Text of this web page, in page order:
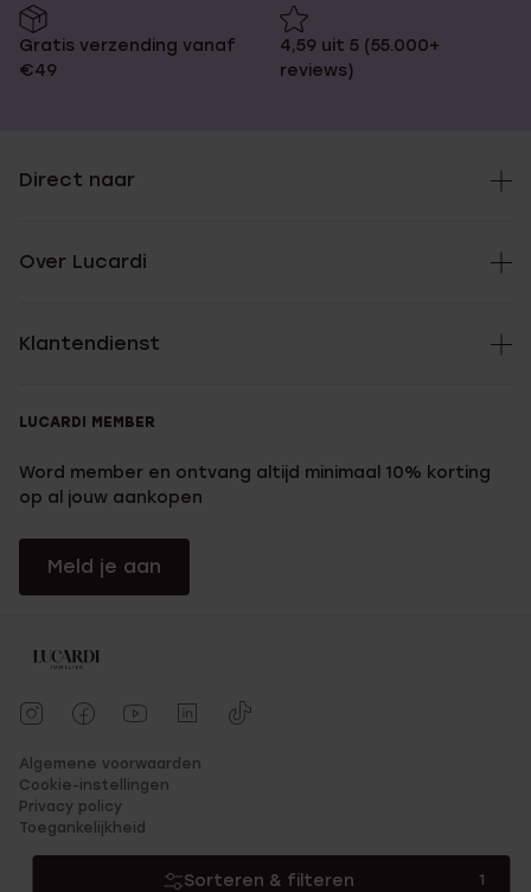
Sorteren & filteren 1
Gratis verzending vanaf
€49
4,59 uit 5 (55.000+
reviews)
Direct naar
Over Lucardi
Klantendienst
LUCARDI MEMBER
Word member en ontvang altijd minimaal 10% korting
op al jouw aankopen
Meld je aan
Algemene voorwaarden
Cookie-instellingen
Privacy policy
Toegankelijkheid